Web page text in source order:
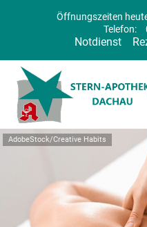
Öffnungszeiten
Telefon:
Notdienst
AdobeStock/Creative Habits